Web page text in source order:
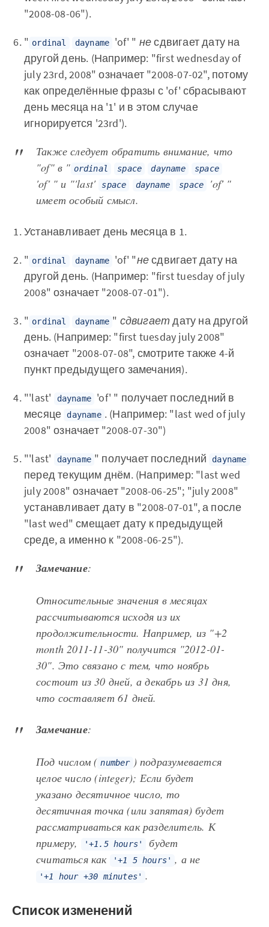
"2008-08-06").
" ordinal dayname 'of' " несдвигает дату на
другой день. (Например: "first wednesday of
july 23rd, 2008" означает "2008-07-02", потому
как определённые фразы с 'of' сбрасывают
день месяца на '1' и в этом случае
игнорируется '23rd').
Также следует обратить внимание, что
"of" в " ordinal space dayname space
'of' " и "'last' space dayname space
'of' "
имеет особый смысл.
Устанавливает день месяца в 1.
" ordinal dayname 'of' "несдвигает дату на
другой день. (Например: "first tuesday of july
2008" означает "2008-07-01").
" ordinal dayname " сдвигает дату на другой
день. (Например: "first tuesday july 2008"
означает "2008-07-08", смотрите также 4-й
пункт предыдущего замечания).
"'last' dayname
'of' " получает последний в
месяце
dayname . (Например: "last wed of july
2008" означает "2008-07-30")
"'last' dayname " получает последний dayname
перед текущим днём. (Например: "last wed
july 2008" означает "2008-06-25"; "july 2008"
устанавливает дату в "2008-07-01", а после
"last wed" смещает дату к предыдущей
среде, а именно к "2008-06-25").
Замечание:
Относительные значения в месяцах
рассчитываются исходя из их
продолжительности. Например, из "+2
month 2011-11-30" получится "2012-01-
30". Это связано с тем, что ноябрь
состоит из 30 дней, а декабрь из 31 дня,
что составляет 61 дней.
Замечание:
Под числом ( number ) подразумевается
целое число (integer); Если будет
указано десятичное число, то
десятичная точка (или запятая) будет
рассматриваться как разделитель. К
примеру,
'+1.5 hours'
будет
считаться как
'+1 5 hours' , а не
'+1 hour +30 minutes' .
Список изменений